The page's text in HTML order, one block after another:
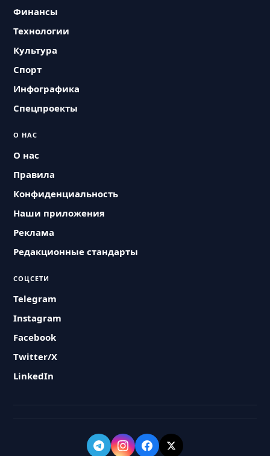
Финансы
Технологии
Культура
Спорт
Инфографика
Спецпроекты
О НАС
О нас
Правила
Конфиденциальность
Наши приложения
Реклама
Редакционные стандарты
СОЦСЕТИ
Telegram
Instagram
Facebook
Twitter/X
LinkedIn